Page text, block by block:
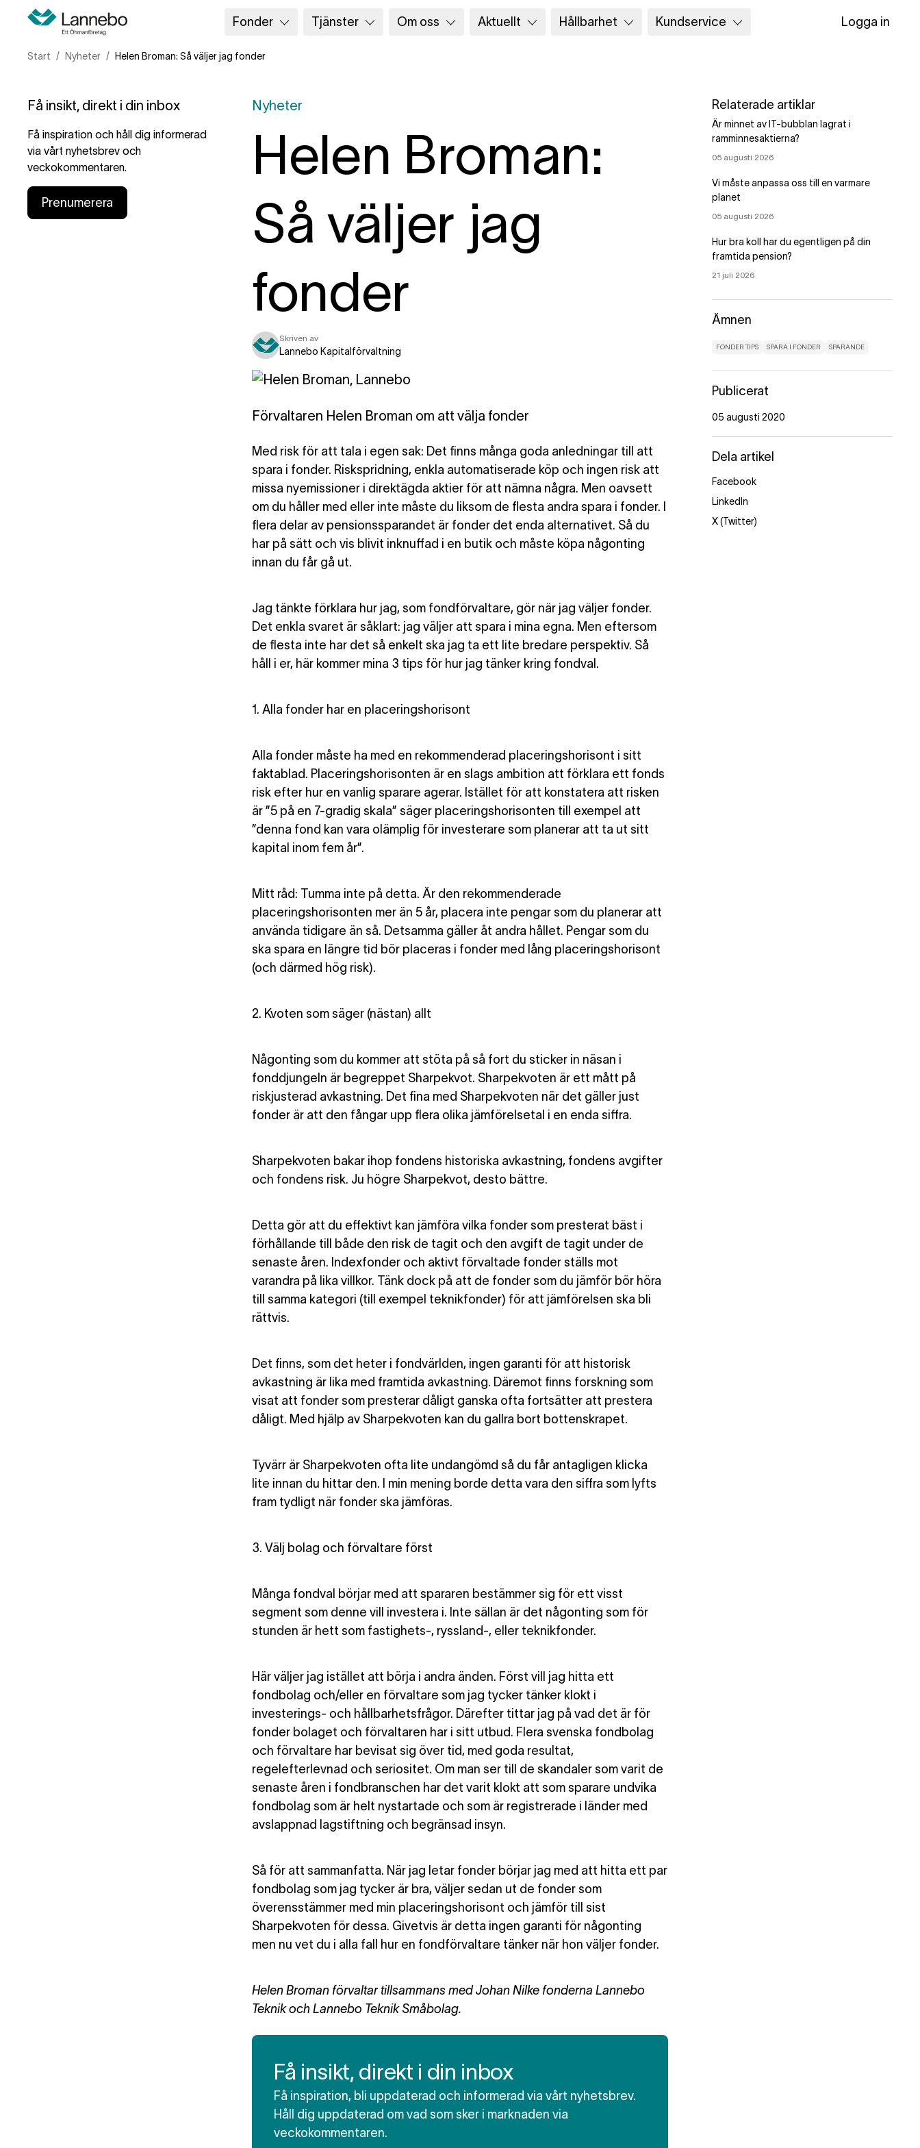
Fonder Tjänster Om oss Aktuellt Hållbarhet Kundservice Logga in
Start Nyheter Helen Broman: Så väljer jag fonder
Få insikt, direkt i din inbox
Få inspiration och håll dig informerad
via vårt nyhetsbrev och
veckokommentaren.
Prenumerera
Nyheter
Helen Broman:
Så väljer jag
fonder
Skriven av
Lannebo Kapitalförvaltning
Förvaltaren Helen Broman om att välja fonder
Med risk för att tala i egen sak: Det finns många goda anledningar till att
spara i fonder. Riskspridning, enkla automatiserade köp och ingen risk att
missa nyemissioner i direktägda aktier för att nämna några. Men oavsett
om du håller med eller inte måste du liksom de flesta andra spara i fonder. I
flera delar av pensionssparandet är fonder det enda alternativet. Så du
har på sätt och vis blivit inknuffad i en butik och måste köpa någonting
innan du får gå ut.
Jag tänkte förklara hur jag, som fondförvaltare, gör när jag väljer fonder.
Det enkla svaret är såklart: jag väljer att spara i mina egna. Men eftersom
de flesta inte har det så enkelt ska jag ta ett lite bredare perspektiv. Så
håll i er, här kommer mina 3 tips för hur jag tänker kring fondval.
1. Alla fonder har en placeringshorisont
Alla fonder måste ha med en rekommenderad placeringshorisont i sitt
faktablad. Placeringshorisonten är en slags ambition att förklara ett fonds
risk efter hur en vanlig sparare agerar. Istället för att konstatera att risken
är ”5 på en 7-gradig skala” säger placeringshorisonten till exempel att
”denna fond kan vara olämplig för investerare som planerar att ta ut sitt
kapital inom fem år”.
Mitt råd: Tumma inte på detta. Är den rekommenderade
placeringshorisonten mer än 5 år, placera inte pengar som du planerar att
använda tidigare än så. Detsamma gäller åt andra hållet. Pengar som du
ska spara en längre tid bör placeras i fonder med lång placeringshorisont
(och därmed hög risk).
2. Kvoten som säger (nästan) allt
Någonting som du kommer att stöta på så fort du sticker in näsan i
fonddjungeln är begreppet Sharpekvot. Sharpekvoten är ett mått på
riskjusterad avkastning. Det fina med Sharpekvoten när det gäller just
fonder är att den fångar upp flera olika jämförelsetal i en enda siffra.
Sharpekvoten bakar ihop fondens historiska avkastning, fondens avgifter
och fondens risk. Ju högre Sharpekvot, desto bättre.
Detta gör att du effektivt kan jämföra vilka fonder som presterat bäst i
förhållande till både den risk de tagit och den avgift de tagit under de
senaste åren. Indexfonder och aktivt förvaltade fonder ställs mot
varandra på lika villkor. Tänk dock på att de fonder som du jämför bör höra
till samma kategori (till exempel teknikfonder) för att jämförelsen ska bli
rättvis.
Det finns, som det heter i fondvärlden, ingen garanti för att historisk
avkastning är lika med framtida avkastning. Däremot finns forskning som
visat att fonder som presterar dåligt ganska ofta fortsätter att prestera
dåligt. Med hjälp av Sharpekvoten kan du gallra bort bottenskrapet.
Tyvärr är Sharpekvoten ofta lite undangömd så du får antagligen klicka
lite innan du hittar den. I min mening borde detta vara den siffra som lyfts
fram tydligt när fonder ska jämföras.
3. Välj bolag och förvaltare först
Många fondval börjar med att spararen bestämmer sig för ett visst
segment som denne vill investera i. Inte sällan är det någonting som för
stunden är hett som fastighets-, ryssland-, eller teknikfonder.
Här väljer jag istället att börja i andra änden. Först vill jag hitta ett
fondbolag och/eller en förvaltare som jag tycker tänker klokt i
investerings- och hållbarhetsfrågor. Därefter tittar jag på vad det är för
fonder bolaget och förvaltaren har i sitt utbud. Flera svenska fondbolag
och förvaltare har bevisat sig över tid, med goda resultat,
regelefterlevnad och seriositet. Om man ser till de skandaler som varit de
senaste åren i fondbranschen har det varit klokt att som sparare undvika
fondbolag som är helt nystartade och som är registrerade i länder med
avslappnad lagstiftning och begränsad insyn.
Så för att sammanfatta. När jag letar fonder börjar jag med att hitta ett par
fondbolag som jag tycker är bra, väljer sedan ut de fonder som
överensstämmer med min placeringshorisont och jämför till sist
Sharpekvoten för dessa. Givetvis är detta ingen garanti för någonting
men nu vet du i alla fall hur en fondförvaltare tänker när hon väljer fonder.
Helen Broman förvaltar tillsammans med Johan Nilke fonderna Lannebo
Teknik och Lannebo Teknik Småbolag.
Få insikt, direkt i din inbox
Få inspiration, bli uppdaterad och informerad via vårt nyhetsbrev.
Håll dig uppdaterad om vad som sker i marknaden via
veckokommentaren.
Relaterade artiklar
Är minnet av IT-bubblan lagrat i
ramminnesaktierna?
05 augusti 2026
Vi måste anpassa oss till en varmare
planet
05 augusti 2026
Hur bra koll har du egentligen på din
framtida pension?
21 juli 2026
Ämnen
FONDER TIPS SPARA I FONDER SPARANDE
Publicerat
05 augusti 2020
Dela artikel
Facebook
LinkedIn
X (Twitter)